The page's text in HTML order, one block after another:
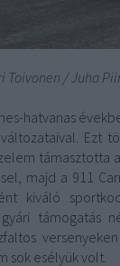
Toivonen / Juha
hatvanas
Ezt
támasztotta
majd a 911
kiváló
gyári támogatás
sok esélyük volt.